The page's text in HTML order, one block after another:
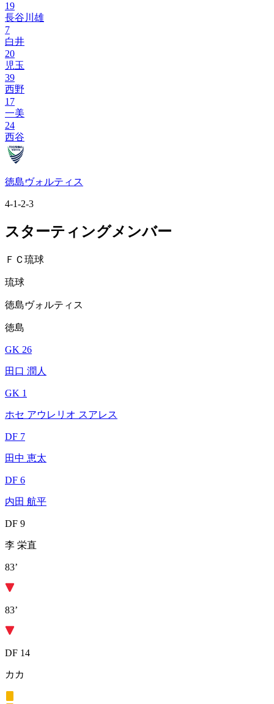
19
長谷川雄
7
白井
20
児玉
39
西野
17
一美
24
西谷
徳島ヴォルティス
4-1-2-3
スターティングメンバー
ＦＣ琉球
琉球
徳島ヴォルティス
徳島
GK 26
田口 潤人
GK 1
ホセ アウレリオ スアレス
DF 7
田中 恵太
DF 6
内田 航平
DF 9
李 栄直
83’
83’
DF 14
カカ